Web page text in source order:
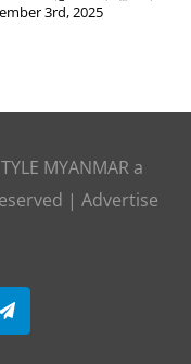
3rd, 2025
MYANMAR a
| Advertise
Telegram